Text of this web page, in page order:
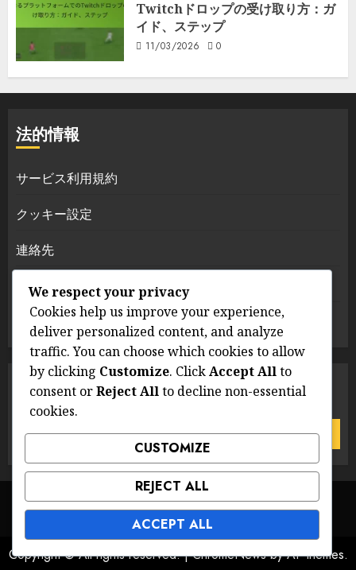
Twitchドロップの受け取り方：ガ
イド、ステップ
11/03/2026 0
法的情報
サービス利用規約
クッキー設定
連絡先
データ保護方針
私たちの物語
検索
サービス利用規約 クッキー設定
連絡先
データ保護方針
私たちの物語
Copyright © All rights reserved.|ChromeNewsby AF themes.
We respect your privacy
Cookies help us improve your experience,
deliver personalized content, and analyze
traffic. You can choose which cookies to allow
by clicking Customize. ClickAccept Allto
consent orReject Allto decline non-essential
cookies.
CUSTOMIZE
REJECT ALL
ACCEPT ALL